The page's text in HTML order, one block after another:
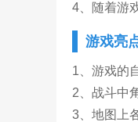
4、随着游
游戏亮
1、游戏的
2、战斗中
3、地图上